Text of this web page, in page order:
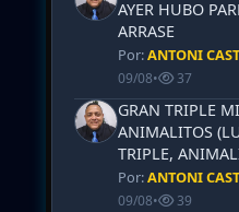
AYER HUBO
ARRASE
Por:ANTONI
09/08• 37
GRAN TRIPLE
ANIMALITOS
TRIPLE,
Por:ANTONI
09/08• 39